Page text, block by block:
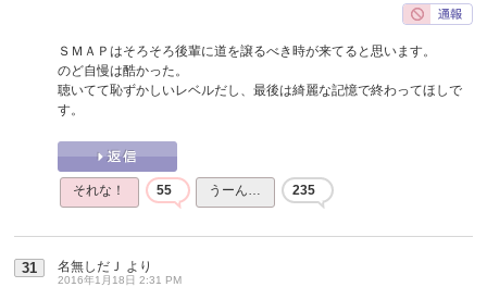
ＳＭＡＰはそろそろ後輩に道を譲るべき時が来てると思います。
のど自慢は酷かった。
聴いてて恥ずかしいレベルだし、最後は綺麗な記憶で終わってほしで
す。
それな！ 55 うーん… 235
31 名無しだＪ より
2016年1月18日 2:31 PM